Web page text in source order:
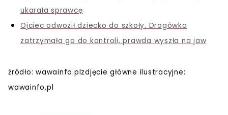
ukarała sprawcę
Ojciec odwoził dziecko do szkoły. Drogówka
zatrzymała go do kontroli, prawda wyszła na jaw
źródło: wawainfo.plzdjęcie główne ilustracyjne:
wawainfo.pl